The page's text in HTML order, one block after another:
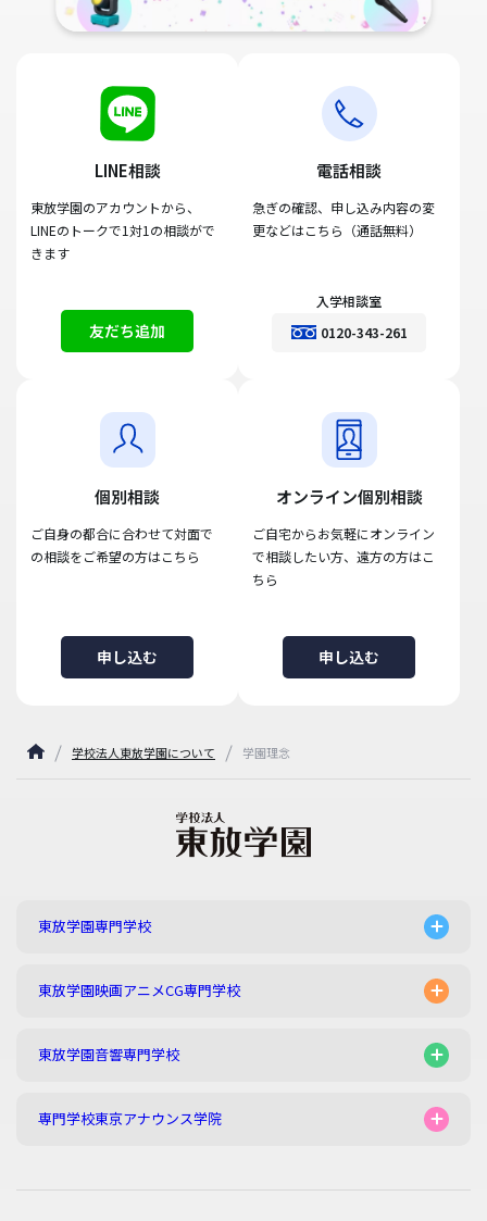
LINE相談
東放学園のアカウントから、
LINEのトークで1対1の相談がで
きます
友だち追加
電話相談
急ぎの確認、申し込み内容の変
更などはこちら（通話無料）
入学相談室
0120-343-261
個別相談
ご自身の都合に合わせて対面で
の相談をご希望の方はこちら
申し込む
オンライン個別相談
ご自宅からお気軽にオンライン
で相談したい方、遠方の方はこ
ちら
申し込む
学校法人東放学園について 学園理念
東放学園専門学校
東放学園映画アニメCG専門学校
東放学園音響専門学校
専門学校東京アナウンス学院